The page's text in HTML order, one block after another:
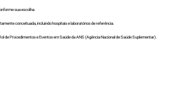
sua escolha.
conceituada, incluindo hospitais e laboratórios de referência.
de Procedimentos e Eventos em Saúde da ANS (Agência Nacional de Saúde Suplementar).